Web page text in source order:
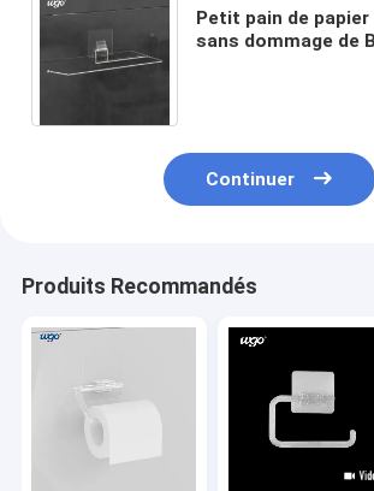
Petit pain de
sans dommage de
Continuer
Produits Recommandés